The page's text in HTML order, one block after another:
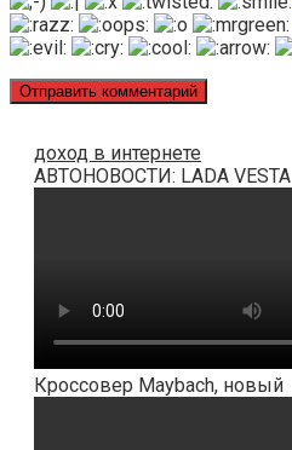
доход в интернете
АВТОНОВОСТИ: LADA VESTA
Кроссовер Maybach, новый